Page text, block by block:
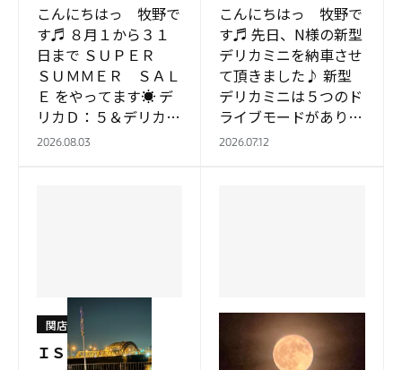
こんにちはっ 牧野で
す♬ ８月１から３１
日まで ＳＵＰＥＲ
ＳＵＭＭＥＲ ＳＡＬ
Ｅ をやってます☀ デ
リカＤ：５＆デリカミ
ニのおすすめ車が あ
2026.08.03
こんにちはっ 牧野で
す♬ 先日、N様の新型
デリカミニを納車させ
て頂きました♪ 新型
デリカミニは５つのド
ライブモードがありま
すので 雪道も安心し
2026.07.12
ＩＳＳ
関店
ローズムーン 🌕